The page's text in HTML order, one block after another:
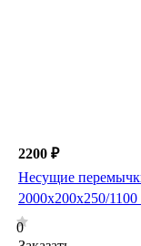
2200 ₽
Несущие
2000х200х250/
0